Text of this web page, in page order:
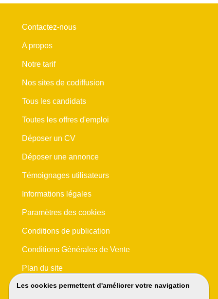
Les cookies permettent d'améliorer votre navigation
Contactez-nous
A propos
Notre tarif
Nos sites de codiffusion
Tous les candidats
Toutes les offres d'emploi
Déposer un CV
Déposer une annonce
Témoignages utilisateurs
Informations légales
Paramètres des cookies
Conditions de publication
Conditions Générales de Vente
Plan du site